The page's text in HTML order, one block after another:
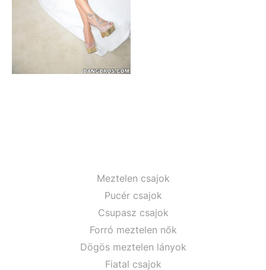
Meztelen csajok
Pucér csajok
Csupasz csajok
Forró meztelen nők
Dögös meztelen lányok
Fiatal csajok